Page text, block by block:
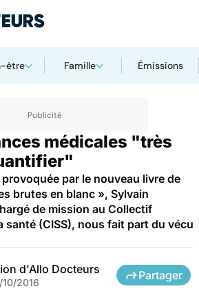
être Famille Émissions
médicales "très
par le nouveau livre de
brutes en blanc », Sylvain
de mission au Collectif
santé (CISS), nous fait part du vécu
d'Allo Docteurs
10/2016
Partager